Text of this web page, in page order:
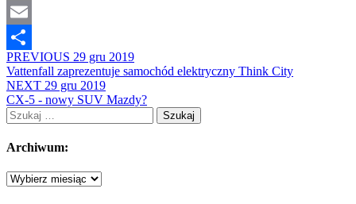
Mastodon
Email
Share
PREVIOUS 29 gru 2019
Vattenfall zaprezentuje samochód elektryczny Think City
NEXT 29 gru 2019
CX-5 - nowy SUV Mazdy?
Szukaj:
Archiwum:
Archiwum: